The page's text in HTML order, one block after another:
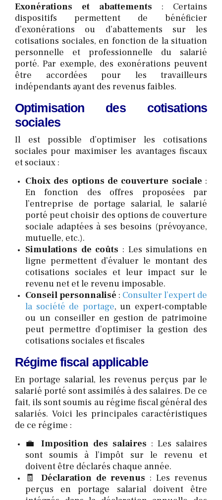
Exonérations et abattements : Certains
dispositifs permettent de bénéficier
d’exonérations ou d’abattements sur les
cotisations sociales, en fonction de la situation
personnelle et professionnelle du salarié
porté. Par exemple, des exonérations peuvent
être accordées pour les travailleurs
indépendants ayant des revenus faibles.
Optimisation des cotisations
sociales
Il est possible d’optimiser les cotisations
sociales pour maximiser les avantages fiscaux
et sociaux :
Choix des options de couverture sociale :
En fonction des offres proposées par
l’entreprise de portage salarial, le salarié
porté peut choisir des options de couverture
sociale adaptées à ses besoins (prévoyance,
mutuelle, etc.).
Simulations de coûts : Les simulations en
ligne permettent d’évaluer le montant des
cotisations sociales et leur impact sur le
revenu net et le revenu imposable.
Conseil personnalisé : Consulter l’expert de
la société de portage, un expert-comptable
ou un conseiller en gestion de patrimoine
peut permettre d’optimiser la gestion des
cotisations sociales et fiscales
Régime fiscal applicable
En portage salarial, les revenus perçus par le
salarié porté sont assimilés à des salaires. De ce
fait, ils sont soumis au régime fiscal général des
salariés. Voici les principales caractéristiques
de ce régime :
💼 Imposition des salaires : Les salaires
sont soumis à l’impôt sur le revenu et
doivent être déclarés chaque année.
🧾 Déclaration de revenus : Les revenus
perçus en portage salarial doivent être